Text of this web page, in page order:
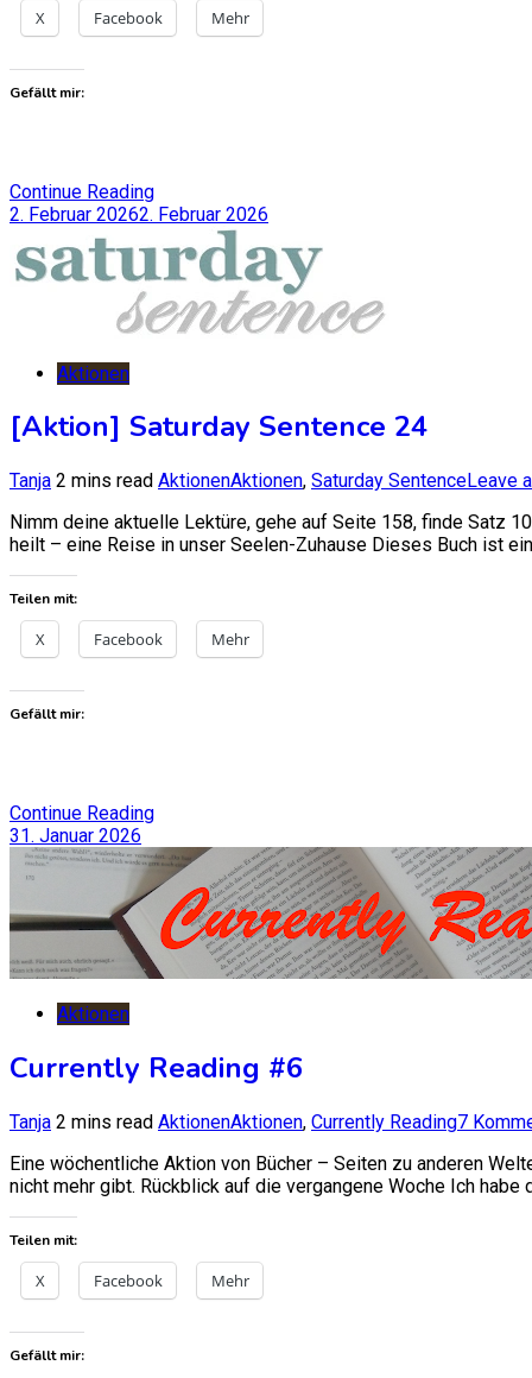
X Facebook Mehr
Gefällt mir:
Continue Reading
2. Februar 20262. Februar 2026
Aktionen
[Aktion] Saturday Sentence 24
Tanja 2 mins read AktionenAktionen, Saturday SentenceLeave
Nimm deine aktuelle Lektüre, gehe auf Seite 158, finde Satz
heilt – eine Reise in unser Seelen-Zuhause Dieses Buch ist
Teilen mit:
X Facebook Mehr
Gefällt mir:
Continue Reading
31. Januar 2026
Aktionen
Currently Reading #6
Tanja 2 mins read AktionenAktionen, Currently Reading7
Eine wöchentliche Aktion von Bücher – Seiten zu anderen
nicht mehr gibt. Rückblick auf die vergangene Woche Ich
Teilen mit:
X Facebook Mehr
Gefällt mir: